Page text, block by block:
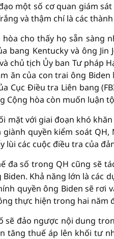
một số cơ quan giám
và thậm chí là các
cho thấy họ sẵn sàng
bang Kentucky và ông
chủ tịch Ủy ban Tư pháp
ăn của con trai ông
Cục Điều tra Liên bang
Cộng hòa còn muốn luận
mặt với giai đoạn khó
quyền kiểm soát
lùi các cuộc điều tra của
đa số trong QH cũng sẽ
Khả năng lớn là các
quyền ông Biden sẽ
thực hiện trong hai năm
sẽ đảo ngược nội dung
tăng thuế áp lên khối tư